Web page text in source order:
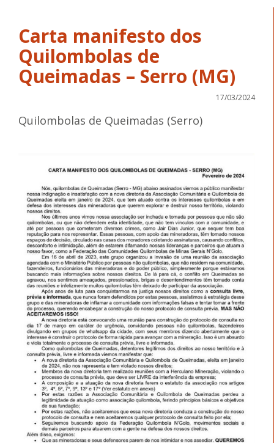
Carta manifesto dos
Quilombolas de
Queimadas – Serro (MG)
17/03/2024
Quilombolas de Queimadas (Serro)